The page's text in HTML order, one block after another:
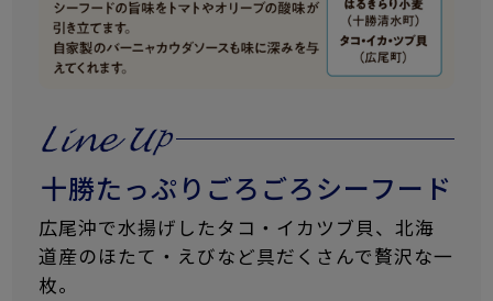
十勝たっぷりごろごろシーフード
広尾沖で水揚げしたタコ・イカツブ貝、北海
道産のほたて・えびなど具だくさんで贅沢な一
枚。